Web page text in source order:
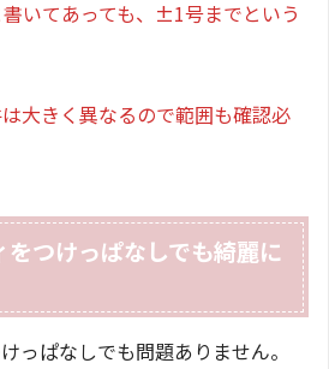
書いてあっても、±1号までという
大きく異なるので範囲も確認必
をつけっぱなしでも綺麗に
っぱなしでも問題ありません。